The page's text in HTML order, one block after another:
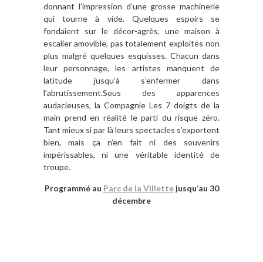
donnant l’impression d’une grosse machinerie
qui tourne à vide. Quelques espoirs se
fondaient sur le décor-agrès, une maison à
escalier amovible, pas totalement exploités non
plus malgré quelques esquisses. Chacun dans
leur personnage, les artistes manquent de
latitude jusqu’à s’enfermer dans
l’abrutissement.Sous des apparences
audacieuses, la Compagnie Les 7 doigts de la
main prend en réalité le parti du risque zéro.
Tant mieux si par là leurs spectacles s’exportent
bien, mais ça n’en fait ni des souvenirs
impérissables, ni une véritable identité de
troupe.
Programmé au Parc de la Villettejusqu’au 30
décembre